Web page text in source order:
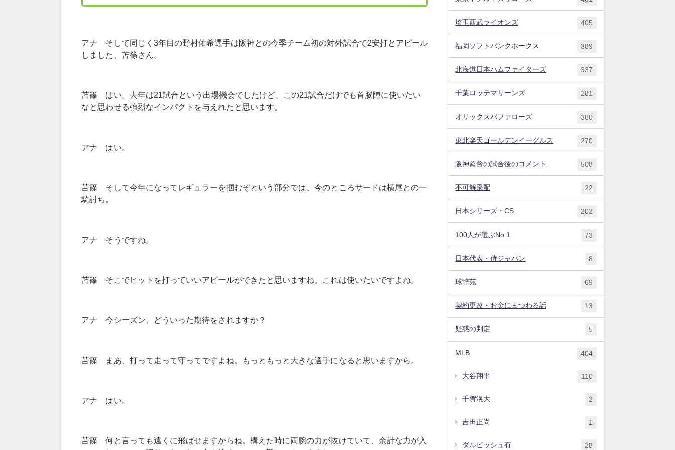
アナ そして同じく3年目の野村佑希選手は阪神との今季チーム初の対外試合で2安打とアピール
しました、苫篠さん。
苫篠 はい。去年は21試合という出場機会でしたけど、この21試合だけでも首脳陣に使いたい
なと思わせる強烈なインパクトを与えれたと思います。
アナ はい。
苫篠 そして今年になってレギュラーを掴むぞという部分では、今のところサードは横尾との一
騎討ち。
アナ そうですね。
苫篠 そこでヒットを打っていいアピールができたと思いますね。これは使いたいですよね。
アナ 今シーズン、どういった期待をされますか？
苫篠 まあ、打って走って守ってですよね。もっともっと大きな選手になると思いますから。
アナ はい。
苫篠 何と言っても遠くに飛ばせますからね。構えた時に両腕の力が抜けていて、余計な力が入
埼玉西武ライオンズ 405
福岡ソフトバンクホークス 389
北海道日本ハムファイターズ 337
千葉ロッテマリーンズ 281
オリックスバファローズ 380
東北楽天ゴールデンイーグルス 270
阪神監督の試合後のコメント 508
不可解采配 22
日本シリーズ・CS 202
100人が選ぶNo.1 73
日本代表・侍ジャパン 8
球辞苑 69
契約更改・お金にまつわる話 13
疑惑の判定 5
MLB 404
大谷翔平 110
千賀滉大 2
吉田正尚 1
ダルビッシュ有 28